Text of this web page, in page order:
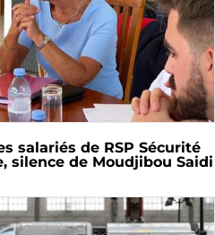
salariés de RSP Sécurité
silence de Moudjibou Saidi